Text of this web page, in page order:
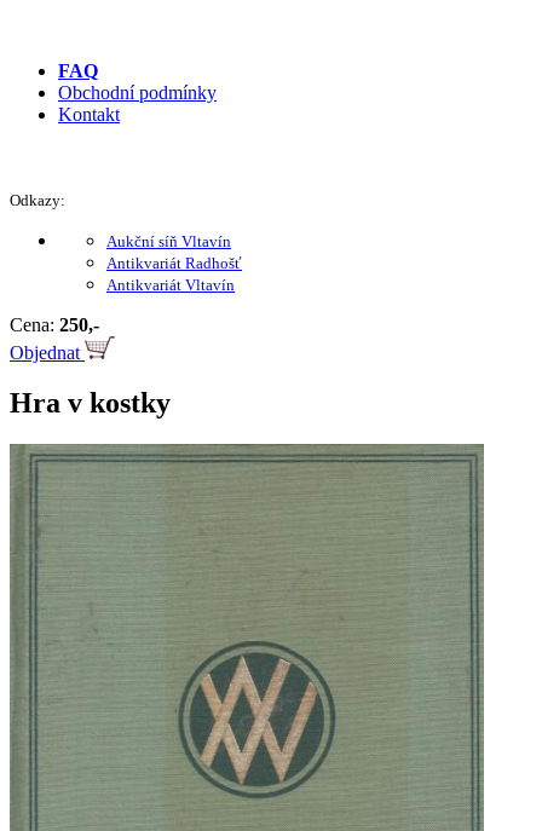
FAQ
Obchodní podmínky
Kontakt
Odkazy:
Aukční síň Vltavín
Antikvariát Radhošť
Antikvariát Vltavín
Cena: 250,-
Objednat
Hra v kostky